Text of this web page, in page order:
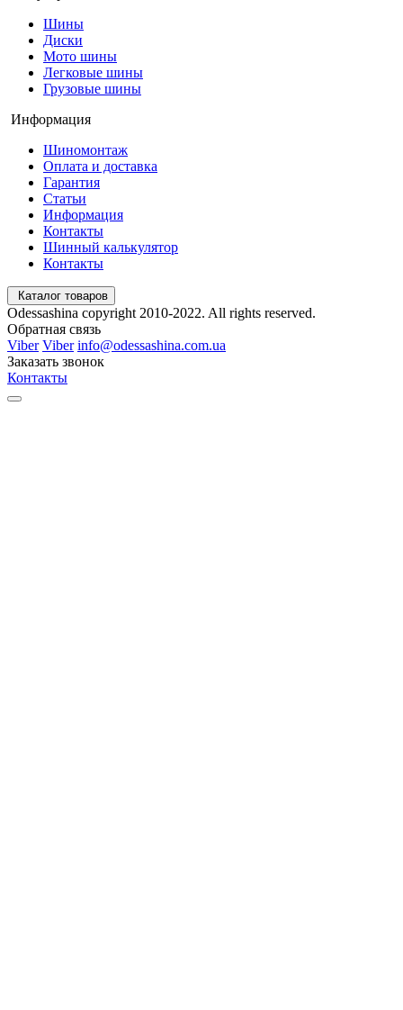
Шины
Диски
Мото шины
Легковые шины
Грузовые шины
Информация
Шиномонтаж
Оплата и доставка
Гарантия
Статьи
Информация
Контакты
Шинный калькулятор
Контакты
Каталог товаров
Odessashina copyright 2010-2022. All rights reserved.
Обратная связь
Viber Viber info@odessashina.com.ua
Заказать звонок
Контакты